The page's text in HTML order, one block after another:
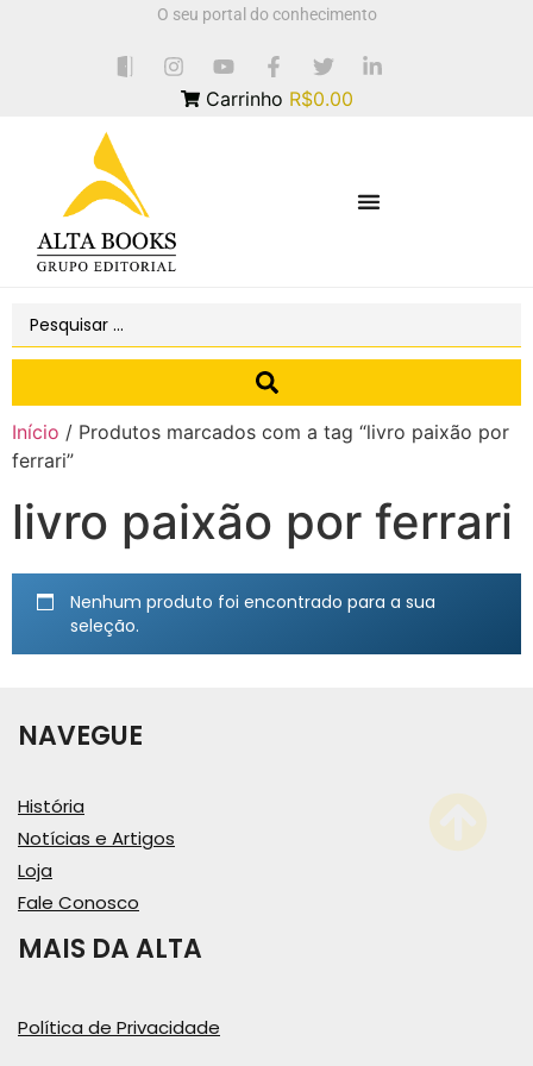
O seu portal do conhecimento
Carrinho R$0.00
Início / Produtos marcados com a tag “livro paixão por
ferrari”
livro paixão por ferrari
Nenhum produto foi encontrado para a sua
seleção.
NAVEGUE
História
Notícias e Artigos
Loja
Fale Conosco
MAIS DA ALTA
Política de Privacidade